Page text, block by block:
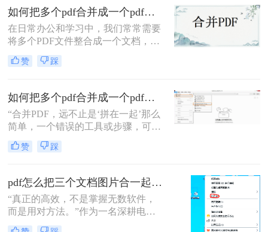
急的！”这样的场景，你是否熟悉？
如何把多个pdf合并成一个pdf？来试试这两种高效方法！
在日常办公和学习中，我们常常需要
将多个PDF文件整合成一个文档，以
便更好地管理和分享信息。那么如何
把多个pdf合并成一个pdf呢？为了帮
介绍两种简单而实用的方法来合并多
个PDF文件。
赞 踩
如何把多个pdf合并成一个pdf？5种高效合并方法详解！
“合并PDF，远不止是‘拼在一起’那么
简单，一个错误的工具或步骤，可能
让你精心排版的文档面目全
非。”——这是从业多年，处理过上
赞 踩
pdf怎么把三个文档图片合一起？三招搞定，最后一招在线即用无门槛！
“真正的高效，不是掌握无数软件，
而是用对方法。”作为一名深耕电脑
办公软件测评多年的博主，小编经常